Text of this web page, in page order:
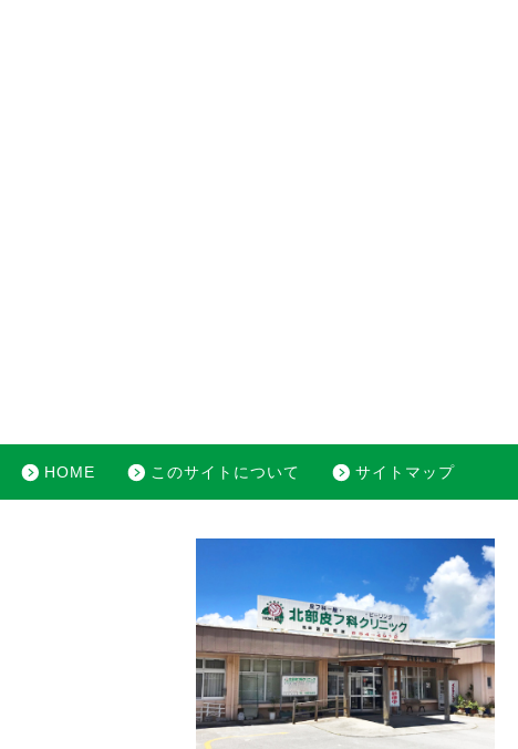
HOME このサイトについて サイトマップ